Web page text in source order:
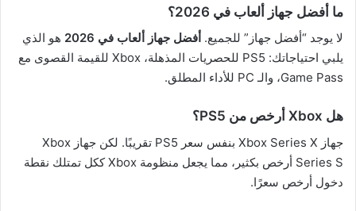
ما أفضل جهاز ألعاب في 2026؟
لا يوجد “أفضل جهاز” للجميع. أفضل جهاز ألعاب في 2026
هو الذي
يلبي احتياجاتك: PS5 للحصريات المذهلة، Xbox للقيمة القصوى مع
Game Pass، والـ PC للأداء المطلق.
هل Xbox أرخص من PS5؟
جهاز Xbox Series X بنفس سعر PS5 تقريبًا. لكن جهاز Xbox
Series S أرخص بكثير، مما يجعل منظومة Xbox ككل تمتلك نقطة
دخول أرخص سعرًا.